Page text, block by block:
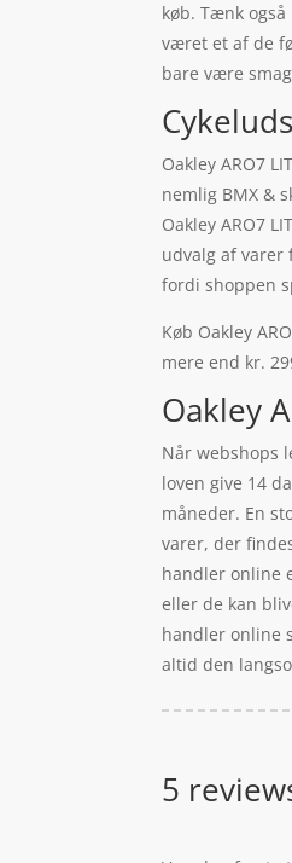
køb. Tænk
været et af de
bare være
Oakley ARO7
nemlig BMX &
Oakley ARO7
udvalg af varer
fordi shoppen
Køb Oakley
mere end kr.
Oakley
Når webshops
loven give 14
måneder. En
varer, der
handler online
eller de kan
handler online
altid den
5